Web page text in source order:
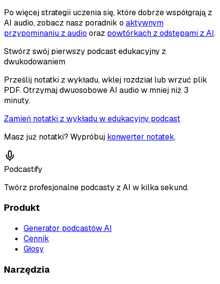
Po więcej strategii uczenia się, które dobrze współgrają z
AI audio, zobacz nasz poradnik o aktywnym
przypominaniu z audio oraz powtórkach z odstępami z AI.
Stwórz swój pierwszy podcast edukacyjny z
dwukodowaniem
Prześlij notatki z wykładu, wklej rozdział lub wrzuć plik
PDF. Otrzymaj dwuosobowe AI audio w mniej niż 3
minuty.
Zamień notatki z wykładu w edukacyjny podcast
Masz już notatki? Wypróbuj konwerter notatek.
Podcastify
Twórz profesjonalne podcasty z AI w kilka sekund.
Produkt
Generator podcastów AI
Cennik
Głosy
Narzędzia